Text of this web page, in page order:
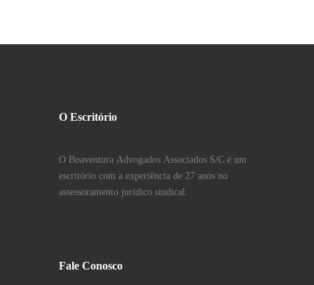
O Escritório
O Boaventura Advogados Associados S/C é um
escritório com a experiência de 27 anos no
assessoramento jurídico sindical.
Fale Conosco